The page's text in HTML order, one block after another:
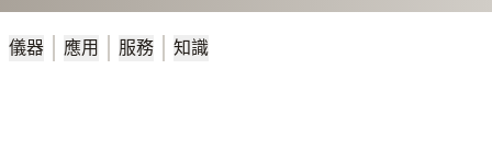
儀器 應用 服務 知識